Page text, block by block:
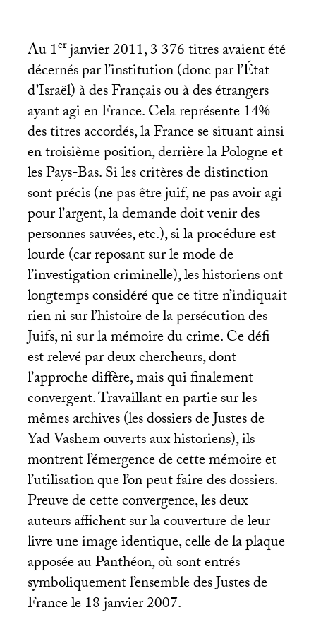
Au 1erjanvier 2011, 3 376 titres avaient été
décernés par l’institution (donc par l’État
d’Israël) à des Français ou à des étrangers
ayant agi en France. Cela représente 14%
des titres accordés, la France se situant ainsi
en troisième position, derrière la Pologne et
les Pays-Bas. Si les critères de distinction
sont précis (ne pas être juif, ne pas avoir agi
pour l’argent, la demande doit venir des
personnes sauvées, etc.), si la procédure est
lourde (car reposant sur le mode de
l’investigation criminelle), les historiens ont
longtemps considéré que ce titre n’indiquait
rien ni sur l’histoire de la persécution des
Juifs, ni sur la mémoire du crime. Ce défi
est relevé par deux chercheurs, dont
l’approche diffère, mais qui finalement
convergent. Travaillant en partie sur les
mêmes archives (les dossiers de Justes de
Yad Vashem ouverts aux historiens), ils
montrent l’émergence de cette mémoire et
l’utilisation que l’on peut faire des dossiers.
Preuve de cette convergence, les deux
auteurs affichent sur la couverture de leur
livre une image identique, celle de la plaque
apposée au Panthéon, où sont entrés
symboliquement l’ensemble des Justes de
France le 18 janvier 2007.